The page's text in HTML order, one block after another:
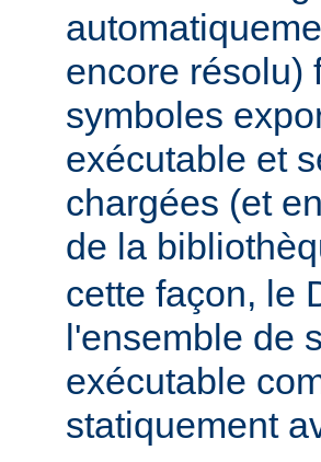
encore résolu)
symboles
exécutable et
chargées (et
de la
cette façon, le
l'ensemble de
exécutable
statiquement